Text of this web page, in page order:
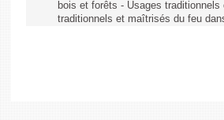
bois et forêts - Usages
traditionnels et maîtrisés du feu